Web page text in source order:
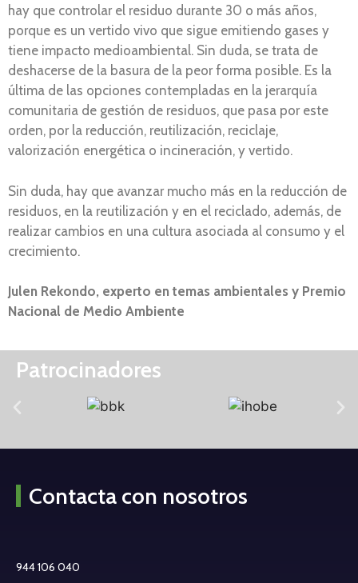
hay que controlar el residuo durante 30 o más años,
porque es un vertido vivo que sigue emitiendo gases y
tiene impacto medioambiental. Sin duda, se trata de
deshacerse de la basura de la peor forma posible. Es la
última de las opciones contempladas en la jerarquía
comunitaria de gestión de residuos, que pasa por este
orden, por la reducción, reutilización, reciclaje,
valorización energética o incineración, y vertido.
Sin duda, hay que avanzar mucho más en la reducción de
residuos, en la reutilización y en el reciclado, además, de
realizar cambios en una cultura asociada al consumo y el
crecimiento.
Julen Rekondo, experto en temas ambientales y Premio
Nacional de Medio Ambiente
Patrocinadores
Contacta con nosotros
944 106 040